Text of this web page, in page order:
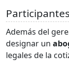
Además del
designar un
legales de la